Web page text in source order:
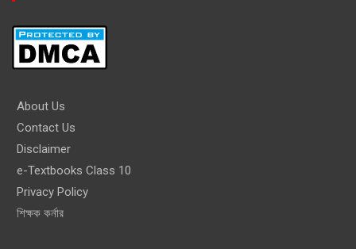
About Us
Contact Us
Disclaimer
e-Textbooks Class 10
Privacy Policy
শিক্ষক কর্নার